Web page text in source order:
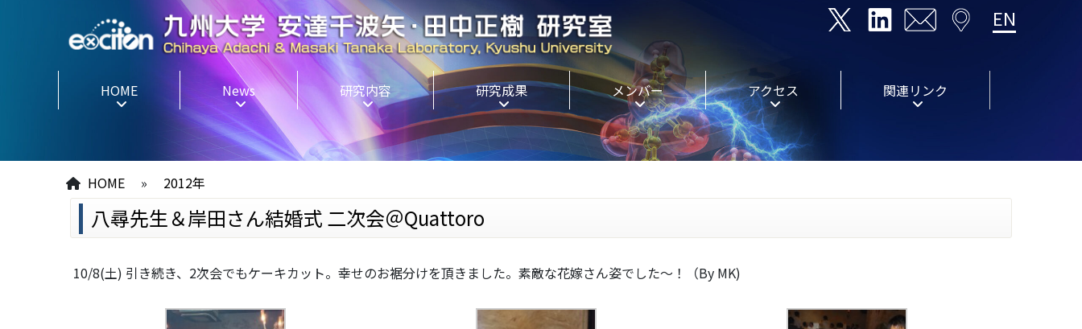
EN
HOME News 研究内容 研究成果 メンバー アクセス 関連リンク
HOME » 2012年
八尋先生＆岸田さん結婚式 二次会＠Quattoro
10/8(土) 引き続き、2次会でもケーキカット。幸せのお裾分けを頂きました。素敵な花嫁さん姿でした～！（By MK)